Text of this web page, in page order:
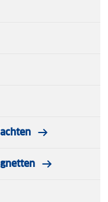
boodschappen